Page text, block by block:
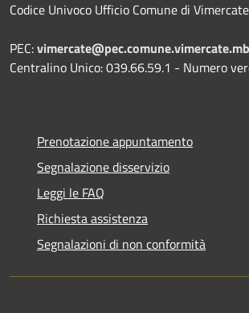
Codice Univoco Ufficio Comune di
PEC:
Centralino Unico: 039.66.59.1 - Numero
Prenotazione appuntamento
Segnalazione disservizio
Leggi le FAQ
Richiesta assistenza
Segnalazioni di non conformità